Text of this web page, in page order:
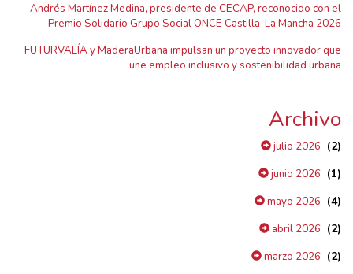
Andrés Martínez Medina, presidente de CECAP, reconocido con el
Premio Solidario Grupo Social ONCE Castilla-La Mancha 2026
FUTURVALÍA y MaderaUrbana impulsan un proyecto innovador que
une empleo inclusivo y sostenibilidad urbana
Archivo
julio 2026 (2)
junio 2026 (1)
mayo 2026 (4)
abril 2026 (2)
marzo 2026 (2)